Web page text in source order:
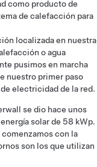
como producto de
de calefacción para
localizada en nuestra
o agua
pusimos en marcha
nuestro primer paso
electricidad de la red.
se dio hace unos
solar de 58 kWp.
con la
son los que utilizan